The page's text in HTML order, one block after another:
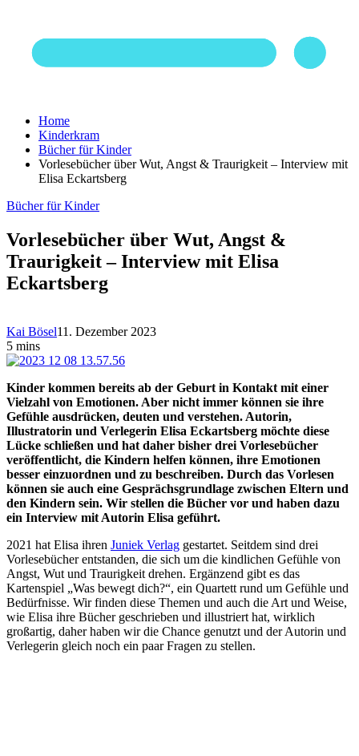
Home
Kinderkram
Bücher für Kinder
Vorlesebücher über Wut, Angst & Traurigkeit – Interview mit
Elisa Eckartsberg
Bücher für Kinder
Vorlesebücher über Wut, Angst &
Traurigkeit – Interview mit Elisa
Eckartsberg
Kai Bösel11. Dezember 2023
5 mins
Kinder kommen bereits ab der Geburt in Kontakt mit einer
Vielzahl von Emotionen. Aber nicht immer können sie ihre
Gefühle ausdrücken, deuten und verstehen. Autorin,
Illustratorin und Verlegerin Elisa Eckartsberg möchte diese
Lücke schließen und hat daher bisher drei Vorlesebücher
veröffentlicht, die Kindern helfen können, ihre Emotionen
besser einzuordnen und zu beschreiben. Durch das Vorlesen
können sie auch eine Gesprächsgrundlage zwischen Eltern und
den Kindern sein. Wir stellen die Bücher vor und haben dazu
ein Interview mit Autorin Elisa geführt.
2021 hat Elisa ihren Juniek Verlag gestartet. Seitdem sind drei
Vorlesebücher entstanden, die sich um die kindlichen Gefühle von
Angst, Wut und Traurigkeit drehen. Ergänzend gibt es das
Kartenspiel „Was bewegt dich?“, ein Quartett rund um Gefühle und
Bedürfnisse. Wir finden diese Themen und auch die Art und Weise,
wie Elisa ihre Bücher geschrieben und illustriert hat, wirklich
großartig, daher haben wir die Chance genutzt und der Autorin und
Verlegerin gleich noch ein paar Fragen zu stellen.